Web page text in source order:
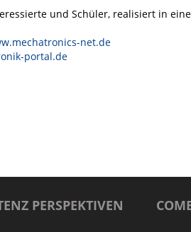
und Schüler, realisiert in
net.de
portal.de
PERSPEKTIVEN